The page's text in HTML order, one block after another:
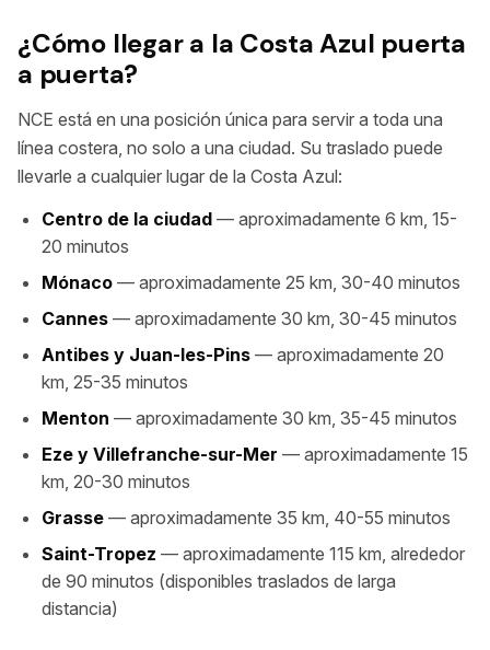
¿Cómo llegar a la Costa Azul puerta
a puerta?
NCE está en una posición única para servir a toda una
línea costera, no solo a una ciudad. Su traslado puede
llevarle a cualquier lugar de la Costa Azul:
Centro de la ciudad — aproximadamente 6 km, 15-
20 minutos
Mónaco — aproximadamente 25 km, 30-40 minutos
Cannes — aproximadamente 30 km, 30-45 minutos
Antibes y Juan-les-Pins — aproximadamente 20
km, 25-35 minutos
Menton — aproximadamente 30 km, 35-45 minutos
Eze y Villefranche-sur-Mer — aproximadamente 15
km, 20-30 minutos
Grasse — aproximadamente 35 km, 40-55 minutos
Saint-Tropez — aproximadamente 115 km, alrededor
de 90 minutos (disponibles traslados de larga
distancia)